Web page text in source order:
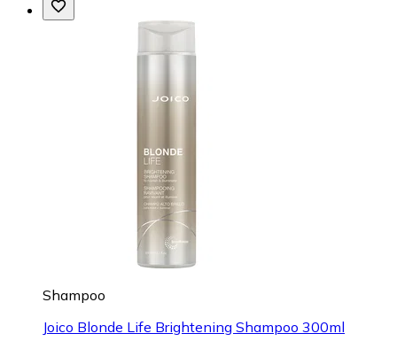
Shampoo
Joico Blonde Life Brightening Shampoo 300ml